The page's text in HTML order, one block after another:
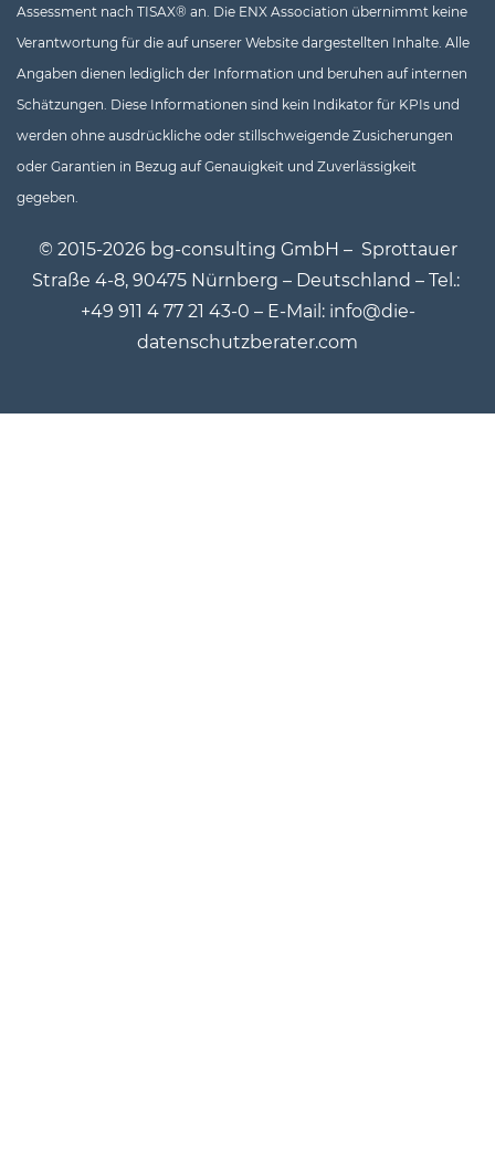
Assessment nach TISAX® an. Die ENX Association übernimmt keine
Verantwortung für die auf unserer Website dargestellten Inhalte. Alle
Angaben dienen lediglich der Information und beruhen auf internen
Schätzungen. Diese Informationen sind kein Indikator für KPIs und
werden ohne ausdrückliche oder stillschweigende Zusicherungen
oder Garantien in Bezug auf Genauigkeit und Zuverlässigkeit
gegeben.
© 2015-2026 bg-consulting GmbH – Sprottauer
Straße 4-8, 90475 Nürnberg – Deutschland – Tel.:
+49 911 4 77 21 43-0 – E-Mail: info@die-
datenschutzberater.com